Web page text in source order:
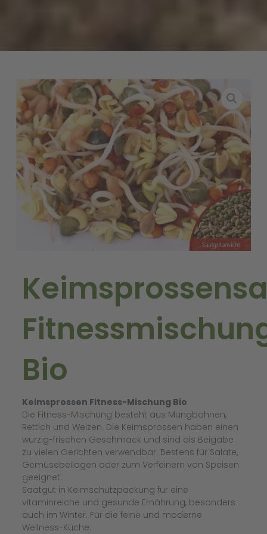
Bio
Keimsprossen Fitness-Mischung Bio
Die Fitness-Mischung besteht aus Mungbohnen,
Rettich und Weizen. Die Keimsprossen haben einen
würzig-frischen Geschmack und sind als Beigabe
zu vielen Gerichten verwendbar. Bestens für Salate,
Gemüsebeilagen oder zum Verfeinern von Speisen
geeignet.
Saatgut in Keimschutzpackung für eine
vitaminreiche und gesunde Ernährung, besonders
auch im Winter. Für die feine und moderne
Wellness-Küche.